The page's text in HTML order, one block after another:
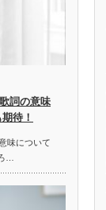
詞の意味
待！
味について
…